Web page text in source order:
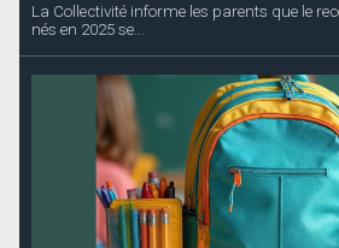
La Collectivité informe les parents que le
nés en 2025 se...